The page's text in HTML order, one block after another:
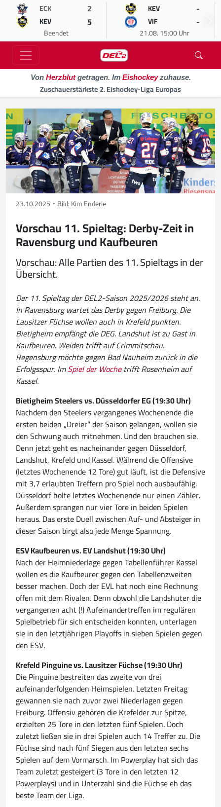
ECK 2
KEV 5
Beendet
KEV -
VIF -
21.08. 15:00 Uhr
Von Herzblutgetragen. Im Eishockeyzuhause.
Zuschauerstärkste 2. Eishockey-Liga Europas
23.10.2025 Bild: Kim Enderle
Vorschau 11. Spieltag: Derby-Zeit in
Ravensburg und Kaufbeuren
Vorschau: Alle Partien des 11. Spieltags in der
Übersicht.
Der 11. Spieltag der DEL2-Saison 2025/2026 steht an.
In Ravensburg wartet das Derby gegen Freiburg. Die
Lausitzer Füchse wollen auch in Krefeld punkten.
Bietigheim empfängt die DEG. Landshut ist zu Gast in
Kaufbeuren. Weiden trifft auf Crimmitschau.
Regensburg möchte gegen Bad Nauheim zurück in die
Erfolgsspur. ImSpiel der Wochetrifft Rosenheim auf
Kassel.
Bietigheim Steelers vs. Düsseldorfer EG (19:30 Uhr)
Nachdem den Steelers vergangenes Wochenende die
ersten beiden „Dreier“ der Saison gelangen, wollen sie
den Schwung auch mitnehmen. Und den brauchen sie.
Denn jetzt geht es nacheinander gegen Düsseldorf,
Landshut, Krefeld und Kassel. Während die Offensive
(letztes Wochenende 12 Tore) gut läuft, ist die Defensive
mit 3,7 erlaubten Treffern pro Spiel noch ausbaufähig.
Düsseldorf holte letztes Wochenende nur einen Zähler.
Außerdem sprangen nur vier Tore in beiden Spielen
heraus. Das erste Duell zwischen Auf- und Absteiger in
dieser Saison birgt also jede Menge Spannung.
ESV Kaufbeuren vs. EV Landshut (19:30 Uhr)
Nach der Heimniederlage gegen Tabellenführer Kassel
wollen es die Kaufbeurer gegen den Tabellenzweiten
besser machen. Doch der EVL hat noch eine Rechnung
offen mit dem Rivalen. Denn obwohl die Landshuter die
vergangenen acht (!) Aufeinandertreffen im regulären
Spielbetrieb für sich entscheiden konnten, unterlagen
sie in den letztjährigen Playoffs in sieben Spielen gegen
den ESV.
Krefeld Pinguine vs. Lausitzer Füchse (19:30 Uhr)
Die Pinguine bestreiten das zweite von drei
aufeinanderfolgenden Heimspielen. Letzten Freitag
gewannen sie nach zuvor zwei Niederlagen gegen
Freiburg. Offensiv gehören die Krefelder zur Spitze,
erzielten 25 Tore in den letzten fünf Spielen. Doch
zuletzt ließen sie in drei Spielen auch 14 Treffer zu. Die
Füchse sind nach fünf Siegen aus den letzten sechs
Spielen auf dem Vormarsch. Im Powerplay hat sich das
Team zuletzt gesteigert (3 Tore in den letzten 12
Powerplays) und in Unterzahl sind die Füchse eh das
beste Team der Liga.